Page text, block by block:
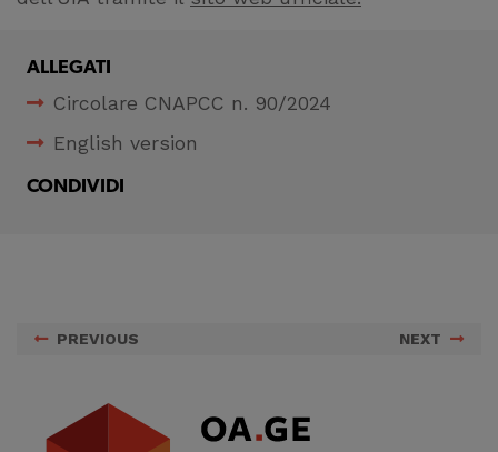
Ci permettono di
migliorare il servizio
ALLEGATI
Circolare CNAPCC n. 90/2024
English version
CONDIVIDI
PREVIOUS NEXT